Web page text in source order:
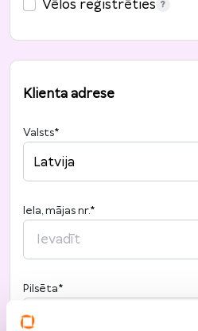
Vēlos reģistrēties
Klienta adrese
Valsts*
Latvija
Iela, mājas nr.*
Pilsēta*